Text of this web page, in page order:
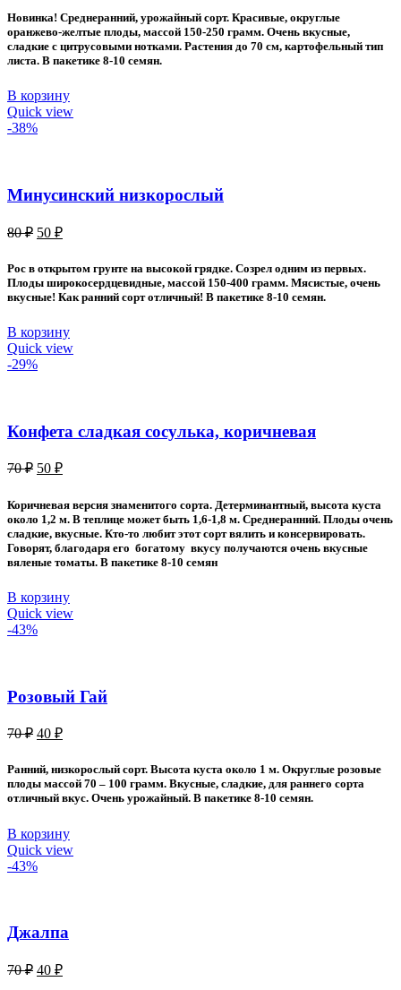
составляла
70 ₽.
40 ₽.
Новинка! Среднеранний, урожайный сорт. Красивые, округлые
оранжево-желтые плоды, массой 150-250 грамм. Очень вкусные,
сладкие с цитрусовыми нотками. Растения до 70 см, картофельный тип
листа. В пакетике 8-10 семян.
В корзину
Quick view
-38%
Минусинский низкорослый
80₽ Первоначальная
80 ₽.
50 ₽Текущая
50 ₽.
Рос в открытом грунте на высокой грядке. Созрел одним из первых.
Плоды широкосердцевидные, массой 150-400 грамм. Мясистые, очень
вкусные! Как ранний сорт отличный! В пакетике 8-10 семян.
В корзину
Quick view
-29%
Конфетa сладкая сосулька, коричневая
70₽ Первоначальная
70 ₽.
50 ₽Текущая
50 ₽.
Коричневая версия знаменитого сорта. Детерминантный, высота куста
около 1,2 м. В теплице может быть 1,6-1,8 м. Среднеранний. Плоды очень
сладкие, вкусные. Кто-то любит этот сорт вялить и консервировать.
Говорят, благодаря его богатому вкусу получаются очень вкусные
вяленые томаты. В пакетике 8-10 семян
В корзину
Quick view
-43%
Розовый Гай
70₽ Первоначальная
составляла
70 ₽.
40 ₽Текущая
40 ₽.
Ранний, низкорослый сорт. Высота куста около 1 м. Округлые розовые
плоды массой 70 – 100 грамм. Вкусные, сладкие, для раннего сорта
отличный вкус. Очень урожайный. В пакетике 8-10 семян.
В корзину
Quick view
-43%
Джалпа
70₽ Первоначальная
40 ₽Текущая